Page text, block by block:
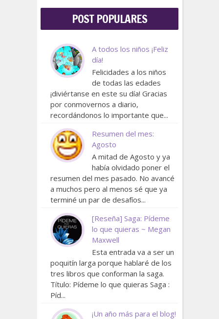
POST POPULARES
A todos los niños ¡Feliz
día!
Felicidades a los niños
de todas las edades
¡diviértanse en este su día! Gracias
por conmovernos a diario,
recordándonos lo importante que...
Resumen del mes:
Agosto
A mitad de Agosto y ya
había olvidado poner el
resumen del mes pasado. No avancé
a muchos pero al menos sé que ya
terminé un par de desafíos...
[Reseña] Saga: Pídeme
lo que quieras ~ Megan
Maxwell
Esta entrada va a ser un
poquitín larga porque hablaré de los
tres libros que conforman la saga.
Título: Pídeme lo que quieras Saga :
Píd...
¡Un año más para el blog!